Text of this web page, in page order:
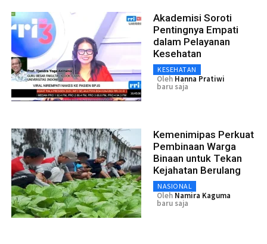
Akademisi Soroti
Pentingnya Empati
dalam Pelayanan
Kesehatan
KESEHATAN
Oleh Hanna Pratiwi
baru saja
Kemenimipas Perkuat
Pembinaan Warga
Binaan untuk Tekan
Kejahatan Berulang
NASIONAL
Oleh Namira Kaguma
baru saja